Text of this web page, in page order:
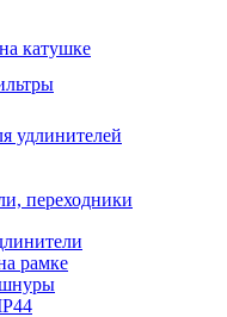
катушке
удлинителей
переходники
рамке